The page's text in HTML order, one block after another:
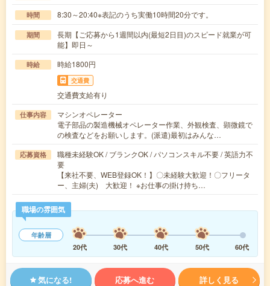
時間 8:30～20:40※表記のうち実働10時間20分です。
期間
長期【ご応募から1週間以内(最短2日目)のスピード就業が可
能】即日～
時給 時給1800円
交通費
交通費支給有り
仕事内容
マシンオペレーター
電子部品の製造機械オペレーター作業、外観検査、顕微鏡で
の検査などをお願いします。(派遣)最初はみんな…
応募資格
職種未経験OK / ブランクOK / パソコンスキル不要 / 英語力不
要
【来社不要、WEB登録OK！】〇未経験大歓迎！〇フリータ
ー、主婦(夫) 大歓迎！ ※お仕事の掛け持ち…
職場の雰囲気
年齢層
20代
30代 40代 50代 60代
気になる! 応募へ進む 詳しく見る